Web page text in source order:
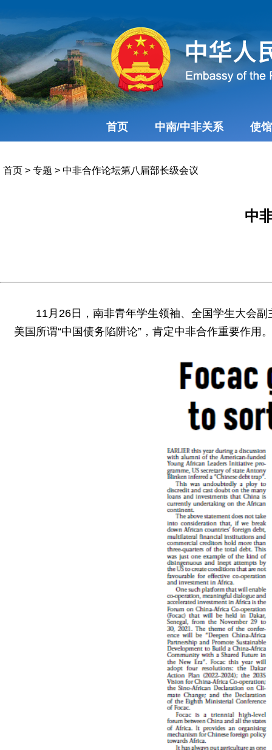
首页 中南/中非关系 使
首页 > 专题 > 中非合作论坛第八届部长级会议
中
11月26日，南非青年学生领袖、全国学生大会
美国所谓“中国债务陷阱论”，肯定中非合作重要作用